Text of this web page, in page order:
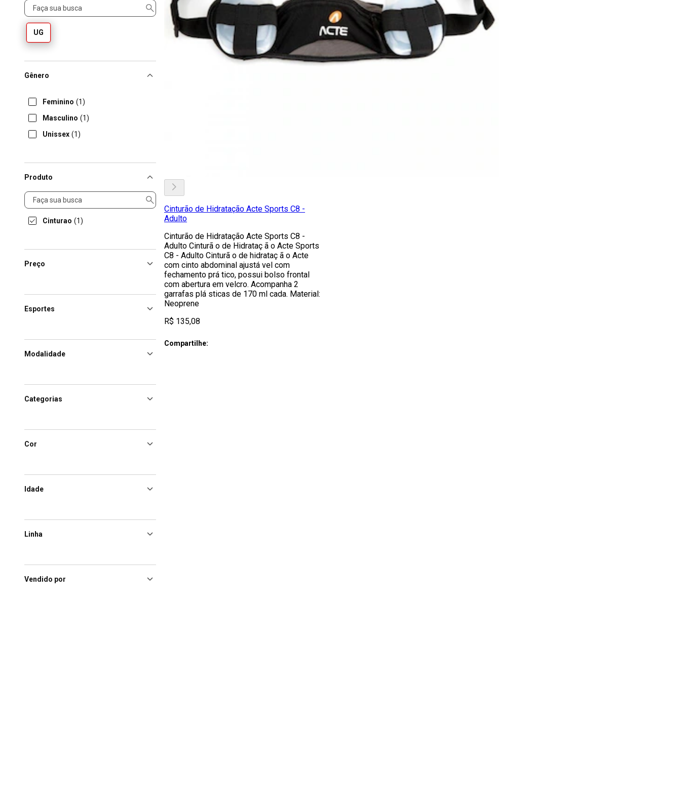
Tamanho
UG
Gênero
Feminino (1)
Masculino (1)
Unissex (1)
Produto
Produto
Cinturao (1)
Preço
Esportes
Modalidade
Categorias
Cor
Idade
Linha
Vendido por
Cinturão de Hidratação Acte Sports C8 -
Adulto
Cinturão de Hidratação Acte Sports C8 -
Adulto Cinturã o de Hidrataç ã o Acte Sports
C8 - Adulto Cinturã o de hidrataç ã o Acte
com cinto abdominal ajustá vel com
fechamento prá tico, possui bolso frontal
com abertura em velcro. Acompanha 2
garrafas plá sticas de 170 ml cada. Material:
Neoprene
R$ 135,08
Compartilhe: